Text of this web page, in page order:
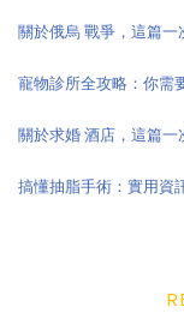
關於俄烏 戰爭，這篇一
寵物診所全攻略：你需
關於求婚 酒店，這篇一
搞懂抽脂手術：實用資